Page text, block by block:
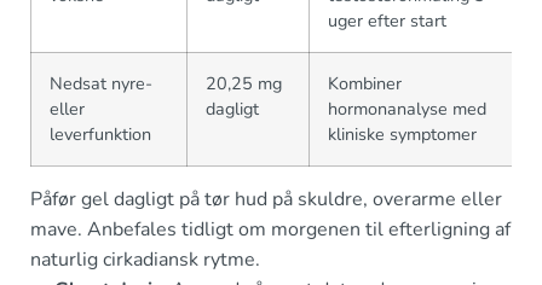
uger efter start
Nedsat nyre-
eller
leverfunktion
20,25 mg
dagligt
Kombiner
hormonanalyse med
kliniske symptomer
Påfør gel dagligt på tør hud på skuldre, overarme eller
mave. Anbefales tidligt om morgenen til efterligning af
naturlig cirkadiansk rytme.